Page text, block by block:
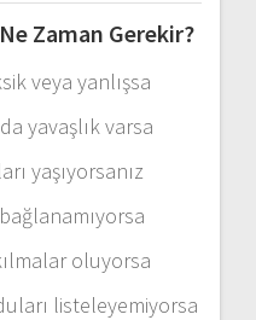
Ne Zaman Gerekir?
veya yanlışsa
yavaşlık varsa
yaşıyorsanız
bağlanamıyorsa
oluyorsa
listeleyemiyorsa